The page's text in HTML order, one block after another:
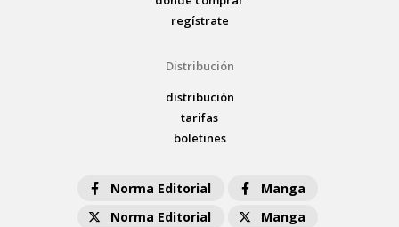
regístrate
Distribución
distribución
tarifas
boletines
Norma Editorial
Manga
Norma Editorial
Manga